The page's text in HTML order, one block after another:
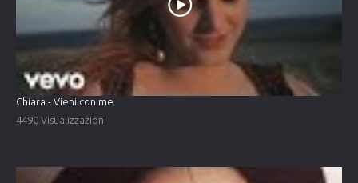
Chiara - Vieni con me
4490 Visualizzazioni